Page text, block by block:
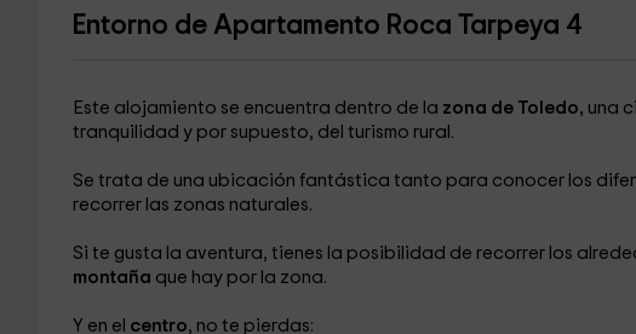
Entorno de Apartamento Roca Tarpeya 4
Este alojamiento se encuentra dentro de la zona de Toledo, una
tranquilidad y por supuesto, del turismo rural.
Se trata de una ubicación fantástica tanto para conocer los
recorrer las zonas naturales.
Si te gusta la aventura, tienes la posibilidad de recorrer los
montaña que hay por la zona.
Y en el centro, no te pierdas: